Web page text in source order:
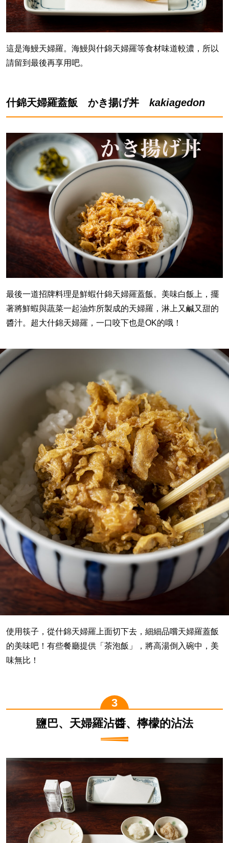
這是海鰻天婦羅。海鰻與什錦天婦羅等食材味道較濃，所以
請留到最後再享用吧。
什錦天婦羅蓋飯 かき揚げ丼 kakiagedon
最後一道招牌料理是鮮蝦什錦天婦羅蓋飯。美味白飯上，擺
著將鮮蝦與蔬菜一起油炸所製成的天婦羅，淋上又鹹又甜的
醬汁。超大什錦天婦羅，一口咬下也是OK的哦！
使用筷子，從什錦天婦羅上面切下去，細細品嚐天婦羅蓋飯
的美味吧！有些餐廳提供「茶泡飯」，將高湯倒入碗中，美
味無比！
鹽巴、天婦羅沾醬、檸檬的沾法